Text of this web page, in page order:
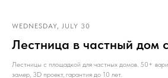
WEDNESDAY, JULY 30
Лестница в частный дом
Лестницы с площадкой для частных домов. 50+
замер, 3D проект, гарантия до 10 лет.